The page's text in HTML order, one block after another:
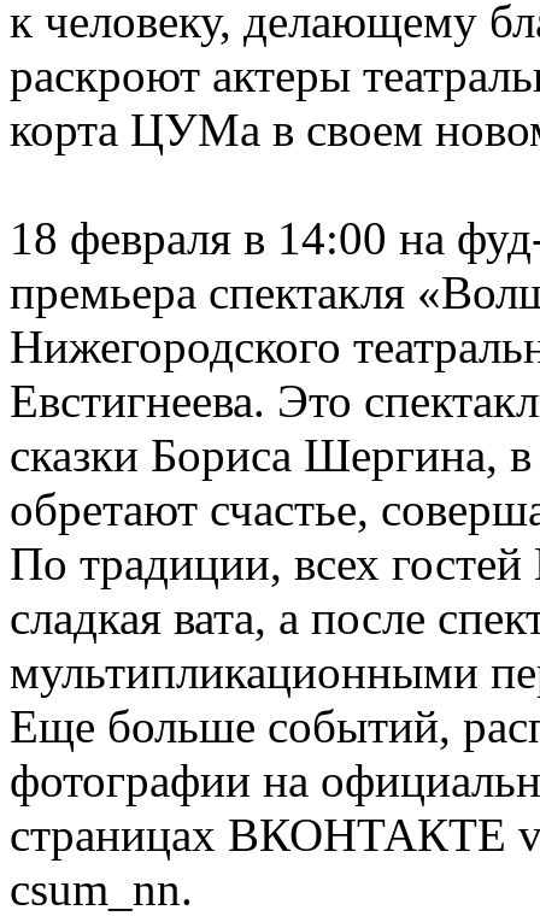
к человеку, делающему
раскроют актеры
корта ЦУМа в своем
18 февраля в 14:00 на
премьера спектакля
Нижегородского
Евстигнеева. Это
сказки Бориса Шергина,
обретают счастье,
По традиции, всех
сладкая вата, а после
мультипликационными
Еще больше событий,
фотографии на
страницах ВКОНТАКТЕ
csum_nn.